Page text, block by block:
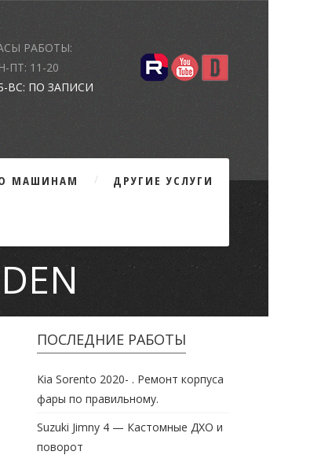
РАБОТЫ:
ПТ: 11-20
ВС: ПО ЗАПИСИ
МАШИНАМ ДРУГИЕ УСЛУГИ
ПОСЛЕДНИЕ РАБОТЫ
Kia Sorento 2020- . Ремонт корпуса
фары по правильному.
Suzuki Jimny 4 — Кастомные ДХО и
поворот